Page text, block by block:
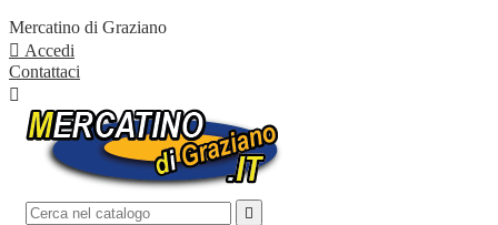
Mercatino di Graziano
 Accedi
Contattaci

